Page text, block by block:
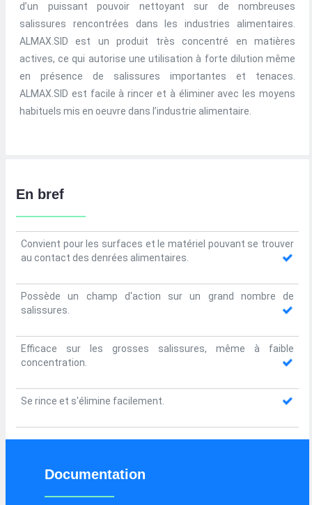
d’un puissant pouvoir nettoyant sur de nombreuses
salissures rencontrées dans les industries alimentaires.
ALMAX.SID est un produit très concentré en matières
actives, ce qui autorise une utilisation à forte dilution même
en présence de salissures importantes et tenaces.
ALMAX.SID est facile à rincer et à éliminer avec les moyens
habituels mis en oeuvre dans l’industrie alimentaire.
En bref
Convient pour les surfaces et le matériel pouvant se trouver
au contact des denrées alimentaires.
Possède un champ d'action sur un grand nombre de
salissures.
Efficace sur les grosses salissures, même à faible
concentration.
Se rince et s'élimine facilement.
Documentation